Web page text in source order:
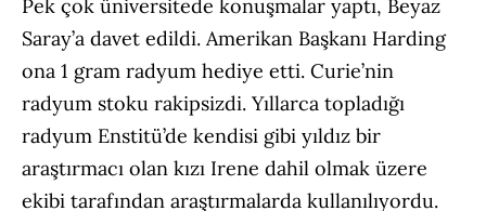
Pek çok üniversitede konuşmalar yaptı, Beyaz
Saray’a davet edildi. Amerikan Başkanı Harding
ona 1 gram radyum hediye etti. Curie’nin
radyum stoku rakipsizdi. Yıllarca topladığı
radyum Enstitü’de kendisi gibi yıldız bir
araştırmacı olan kızı Irene dahil olmak üzere
ekibi tarafından araştırmalarda kullanılıyordu.